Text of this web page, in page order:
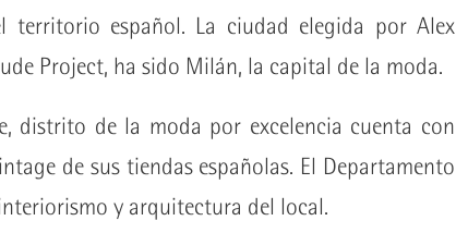
español. La ciudad elegida por Alex
Project, ha sido Milán, la capital de la moda.
distrito de la moda por excelencia cuenta con
de sus tiendas españolas. El Departamento
y arquitectura del local.